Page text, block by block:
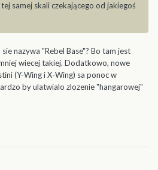
samej skali czekającego od jakiegoś
nazywa "Rebel Base"? Bo tam jest
wiecej takiej. Dodatkowo, nowe
(Y-Wing i X-Wing) sa ponoc w
by ulatwialo zlozenie "hangarowej"